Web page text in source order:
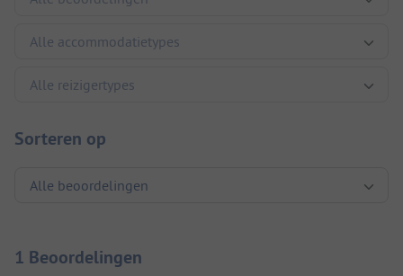
Sorteren op
1 Beoordelingen